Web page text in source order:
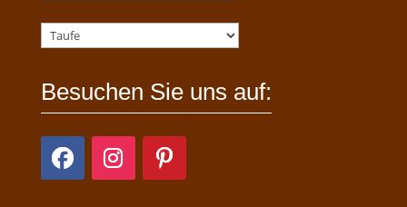
Besuchen Sie uns auf: